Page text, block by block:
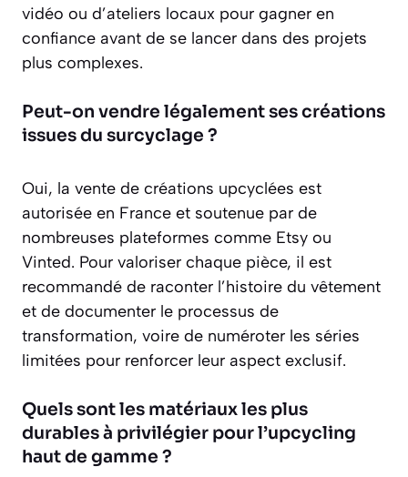
vidéo ou d’ateliers locaux pour gagner en
confiance avant de se lancer dans des projets
plus complexes.
Peut-on vendre légalement ses créations
issues du surcyclage ?
Oui, la vente de créations upcyclées est
autorisée en France et soutenue par de
nombreuses plateformes comme Etsy ou
Vinted. Pour valoriser chaque pièce, il est
recommandé de raconter l’histoire du vêtement
et de documenter le processus de
transformation, voire de numéroter les séries
limitées pour renforcer leur aspect exclusif.
Quels sont les matériaux les plus
durables à privilégier pour l’upcycling
haut de gamme ?